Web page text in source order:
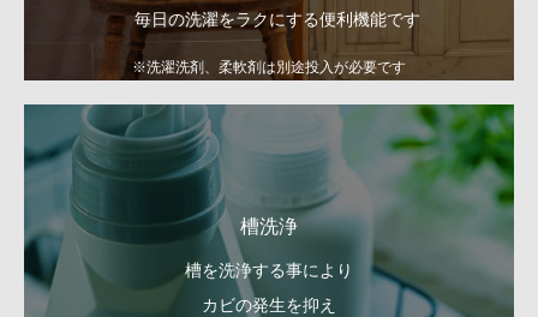
毎日の洗濯をラクにする便利機能です
※洗濯洗剤、柔軟剤は別途投入が必要です
槽洗浄
槽を洗浄する事により
カビの発生を抑え